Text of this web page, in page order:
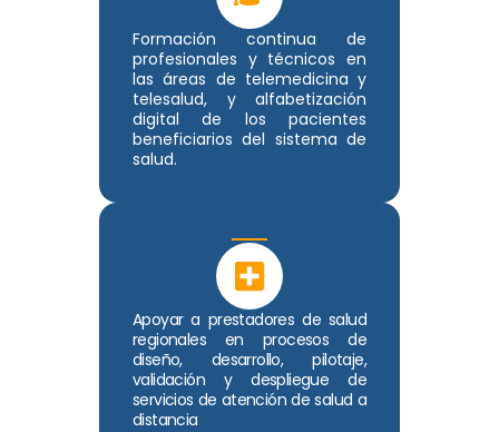
Formación continua de
profesionales y técnicos en
las áreas de telemedicina y
telesalud, y alfabetización
digital de los pacientes
beneficiarios del sistema de
salud.
Apoyar a prestadores de salud
regionales en procesos de
diseño, desarrollo, pilotaje,
validación y despliegue de
servicios de atención de salud a
distancia